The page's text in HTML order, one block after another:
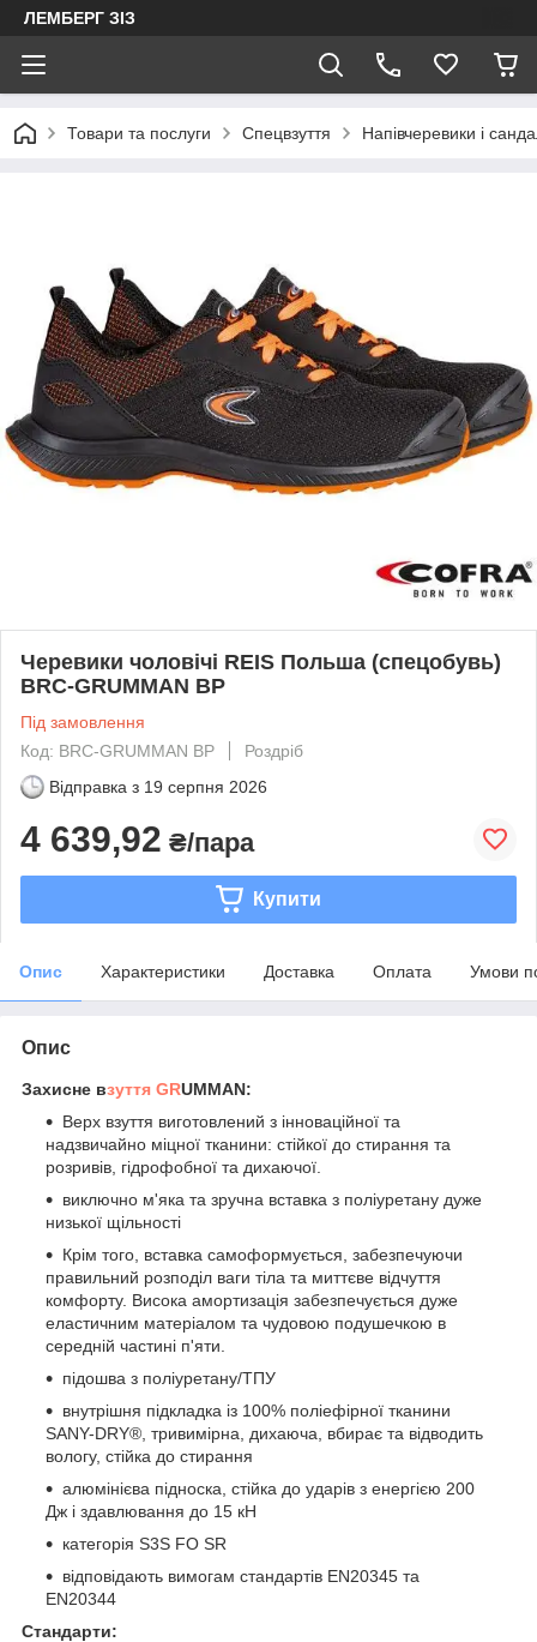
ЛЕМБЕРГ ЗІЗ
Товари та послуги Спецвзуття Напівчеревики і
Черевики чоловічі REIS Польша (спецобувь)
BRC-GRUMMAN BP
Під замовлення
Код: BRC-GRUMMAN BP
Роздріб
Відправка з 19 серпня 2026
4 639,92 ₴/пара
Купити
Опис Характеристики Доставка Оплата Умови
Опис
Захисне взуття GRUMMAN:
Верх взуття виготовлений з інноваційної та
надзвичайно міцної тканини: стійкої до стирання та
розривів, гідрофобної та дихаючої.
виключно м'яка та зручна вставка з поліуретану дуже
низької щільності
Крім того, вставка самоформується, забезпечуючи
правильний розподіл ваги тіла та миттєве відчуття
комфорту. Висока амортизація забезпечується дуже
еластичним матеріалом та чудовою подушечкою в
середній частині п'яти.
підошва з поліуретану/ТПУ
внутрішня підкладка із 100% поліефірної тканини
SANY-DRY®, тривимірна, дихаюча, вбирає та відводить
вологу, стійка до стирання
алюмінієва підноска, стійка до ударів з енергією 200
Дж і здавлювання до 15 кН
категорія S3S FO SR
відповідають вимогам стандартів EN20345 та
EN20344
Стандарти: